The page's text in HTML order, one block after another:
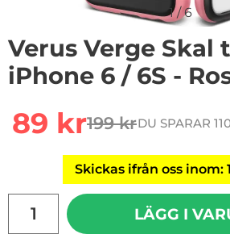
1/6
Verus Verge Skal
iPhone 6 / 6S -
rea pris
89 krtidigare pris
199 krDU SPARAR
Skickas ifrån oss inom:
LÄGG I